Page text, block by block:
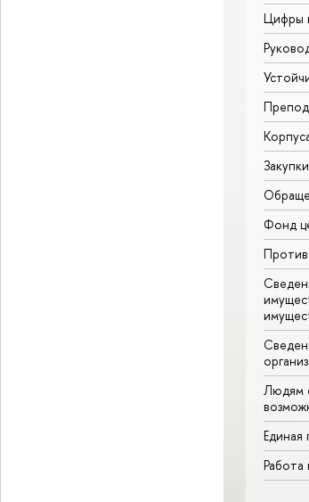
Цифры
Закупки
Фонд
Людям
Единая
Работа